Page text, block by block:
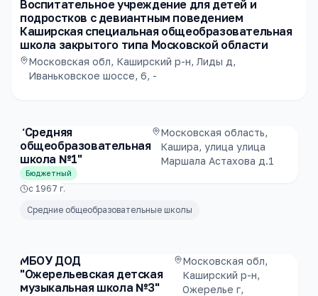
Воспитательное учреждение для детей и
подростков с девиантным поведением
Каширская специальная общеобразовательная
школа закрытого типа Московской области
Московская обл, Каширский р-н, Лиды д,
Иваньковское шоссе, 6, -
"Средняя
общеобразовательная
школа №1"
Бюджетный
Московская область,
Кашира, улица улица
Маршала Астахова д.1
с 1967 г.
Средние общеобразовательные школы
МБОУ ДОД
"Ожерельевская детская
музыкальная школа №3"
Московская обл,
Каширский р-н,
Ожерелье г,